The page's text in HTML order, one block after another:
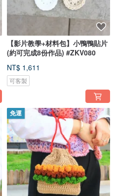
【影片教學+材料包】小鴨鴨貼片
(約可完成8份作品) #ZKV080
NT$ 1,611
可客製
免運